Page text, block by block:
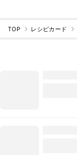
TOP レシピカード